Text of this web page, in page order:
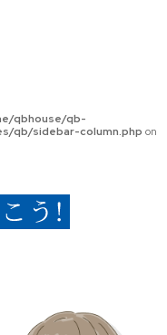
qbhouse/qb-
qb/sidebar-column.php on